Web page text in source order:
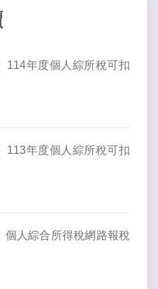
114年度個人綜所稅可扣
113年度個人綜所稅可扣
個人綜合所得稅網路報稅